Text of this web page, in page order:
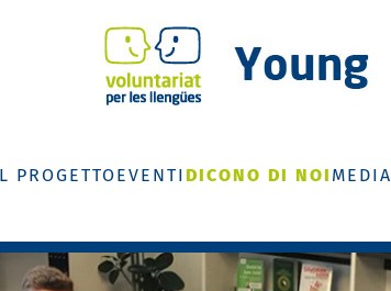
PROGETTOEVENTIDICONO DI NOI MEDIA